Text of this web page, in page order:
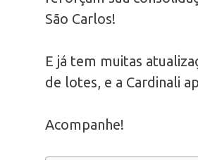
São Carlos!
E já tem muitas
de lotes, e a Cardinali
Acompanhe!